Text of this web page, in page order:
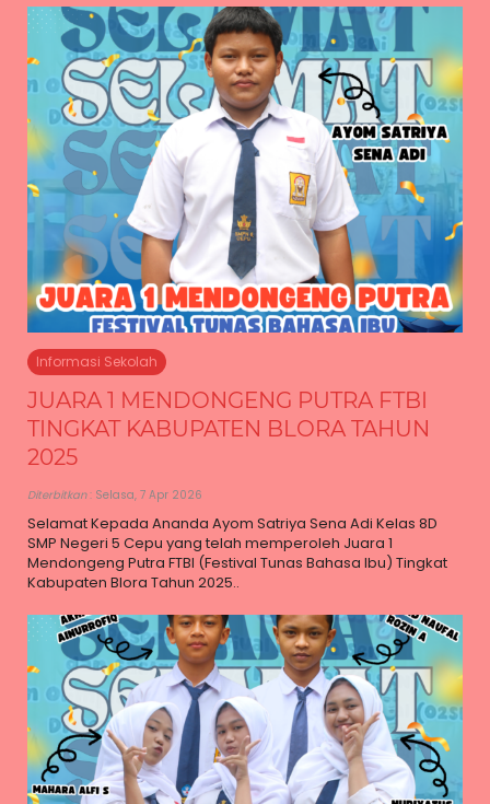
Informasi Sekolah
JUARA 1 MENDONGENG PUTRA FTBI
TINGKAT KABUPATEN BLORA TAHUN
2025
Diterbitkan: Selasa, 7 Apr 2026
Selamat Kepada Ananda Ayom Satriya Sena Adi Kelas 8D
SMP Negeri 5 Cepu yang telah memperoleh Juara 1
Mendongeng Putra FTBI (Festival Tunas Bahasa Ibu) Tingkat
Kabupaten Blora Tahun 2025..